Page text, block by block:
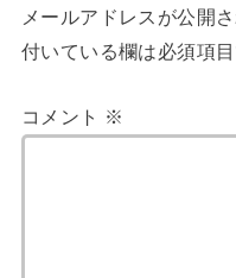
メールアドレスが公開
付いている欄は必須項
コメント ※